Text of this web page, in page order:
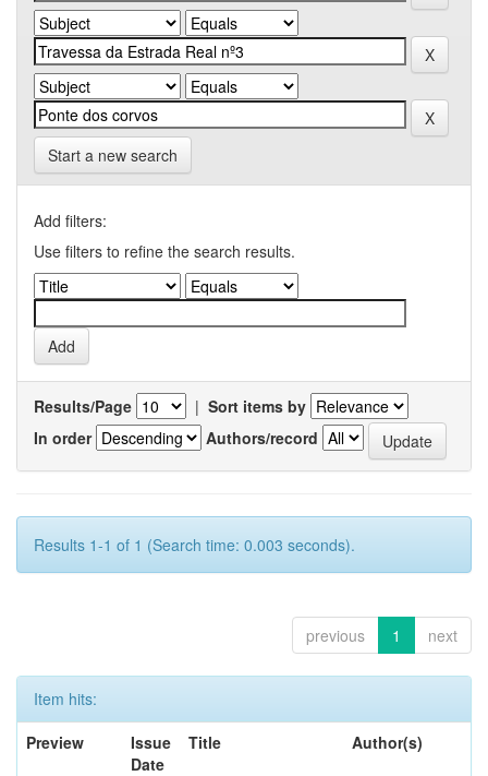
Start a new search
Add filters:
Use filters to refine the search results.
Results/Page | Sort items by
In order
Authors/record
Results 1-1 of 1 (Search time: 0.003 seconds).
previous 1 next
Item hits:
Preview
Issue
Date
Title Author(s)